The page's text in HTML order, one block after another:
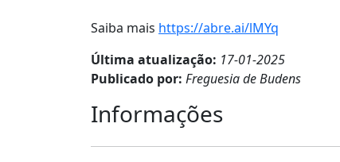
Saiba mais https://abre.ai/lMYq
Última atualização: 17-01-2025
Publicado por: Freguesia de Budens
Informações